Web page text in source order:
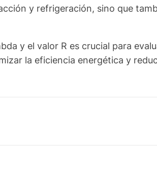
y refrigeración, sino que
y el valor R es crucial para
la eficiencia energética y